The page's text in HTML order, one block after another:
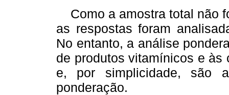
Como a amostra total não
as respostas foram
No entanto, a análise
de produtos vitamínicos e às
e, por simplicidade, são
ponderação.